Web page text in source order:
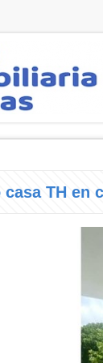
casa TH en